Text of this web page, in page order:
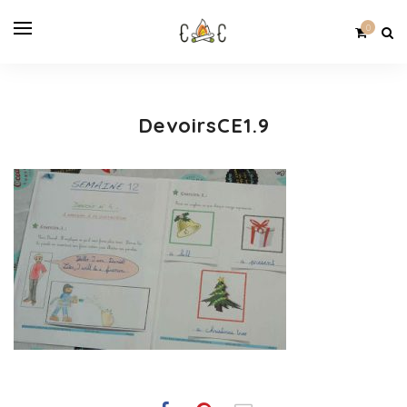
0
DevoirsCE1.9